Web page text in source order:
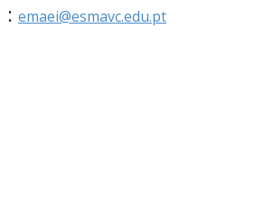
: emaei@esmavc.edu.pt